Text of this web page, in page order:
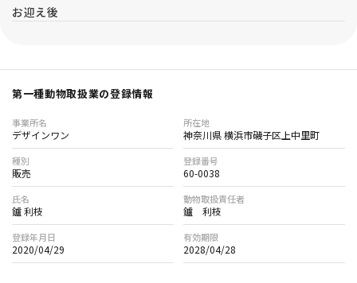
お迎え後
第一種動物取扱業の登録情報
事業所名
デザインワン
所在地
神奈川県 横浜市磯子区上中里町
種別
販売
登録番号
60-0038
氏名
鑪 利枝
動物取扱責任者
鑪 利枝
登録年月日
2020/04/29
有効期限
2028/04/28